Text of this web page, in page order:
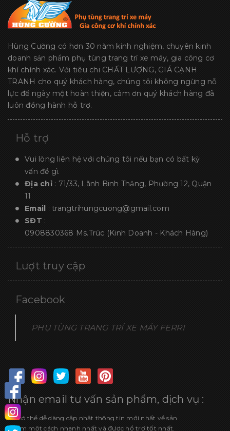
Hùng Cường có hơn 30 năm kinh nghiệm, chuyên kinh
doanh sản phẩm phụ tùng trang trí xe máy, gia công cơ
khí chính xác. Với tiêu chi CHẤT LƯỢNG, GIÁ CẠNH
TRANH cho quý khách hàng, chúng tôi không ngừng nỗ
lực để ngày một hoàn thiện, cảm ơn quý khách hàng đã
luôn đồng hành hỗ trợ.
Hỗ trợ
Vui lòng liên hệ với chúng tôi nếu bạn có bất kỳ
vấn đề gì.
Địa chỉ : 71/33, Lãnh Binh Thăng, Phường 12, Quận
11
Email : trangtrihungcuong@gmail.com
SĐT :
0908830368 Ms.Trúc (Kinh Doanh - Khách Hàng)
Lượt truy cập
Facebook
PHỤ TÙNG TRANG TRÍ XE MÁY FERRI
Nhận email tư vấn sản phẩm, dịch vụ :
Để có thể dễ dàng cập nhật thông tin mới nhất về sản
phẩm một cách nhanh nhất và được hổ trợ tốt nhất.